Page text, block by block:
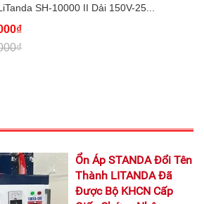
SH-10000 II Dải 150V-25...
Ổn Áp STANDA Đổi Tên
Thành LITANDA Đã
Được Bộ KHCN Cấp